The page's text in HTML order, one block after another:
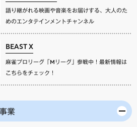
語り継がれる映画や音楽をお届けする、大人のた
めのエンタテインメントチャンネル
BEAST X
麻雀プロリーグ「Mリーグ」参戦中！最新情報は
こちらをチェック！
業